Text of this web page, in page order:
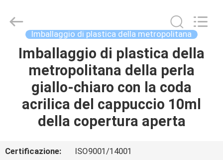
CASA
PRODOTTI
CIRCA
Copyright
emptycosmetictube.com.
Imballaggio di plastica della metropolitana
Imballaggio di plastica della
metropolitana della perla
giallo-chiaro con la coda
acrilica del cappuccio 10ml
della copertura aperta
Certificazione:
ISO9001/14001